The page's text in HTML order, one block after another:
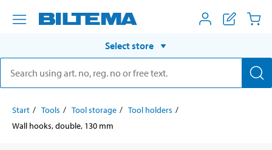
Select store
Start Tools Tool storage
Tool holders
Wall hooks, double, 130 mm